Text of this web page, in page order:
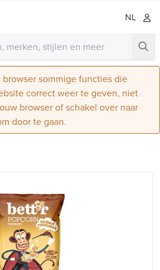
NL
sommige functies die
correct weer te geven, niet
browser of schakel over naar
door te gaan.